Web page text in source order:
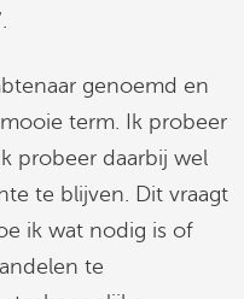
genoemd en
term. Ik probeer
probeer daarbij wel
te blijven. Dit vraagt
ik wat nodig is of
te